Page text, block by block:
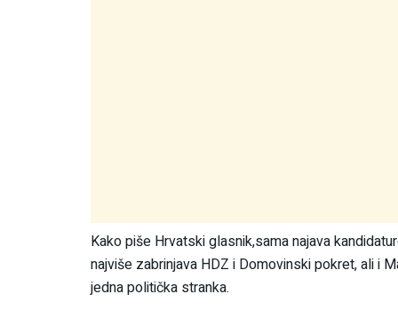
Kako piše Hrvatski glasnik,sama najava
najviše zabrinjava HDZ i Domovinski pokret, ali i
jedna politička stranka.